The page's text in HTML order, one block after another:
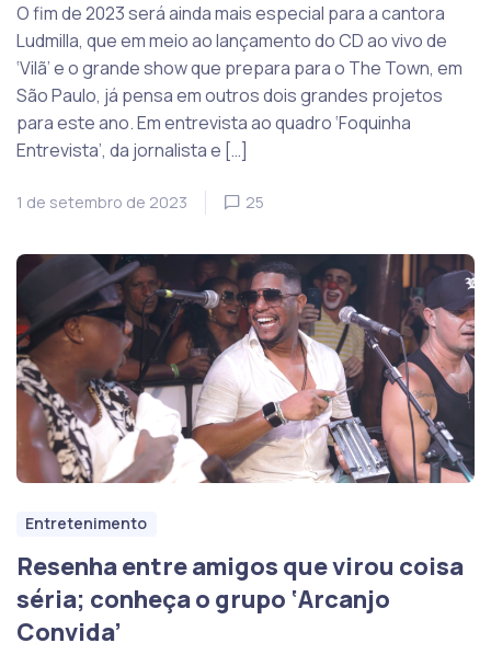
O fim de 2023 será ainda mais especial para a cantora
Ludmilla, que em meio ao lançamento do CD ao vivo de
‘Vilã’ e o grande show que prepara para o The Town, em
São Paulo, já pensa em outros dois grandes projetos
para este ano. Em entrevista ao quadro ‘Foquinha
Entrevista’, da jornalista e […]
1 de setembro de 2023 25
Entretenimento
Resenha entre amigos que virou coisa
séria; conheça o grupo ‘Arcanjo
Convida’